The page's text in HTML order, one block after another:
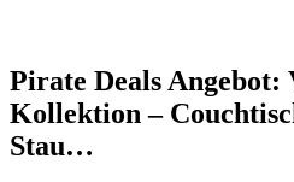
Pirate Deals
Kollektion –
Stau…